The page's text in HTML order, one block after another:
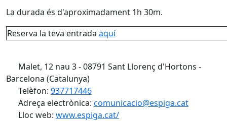
La durada és d'aproximadament 1h 30m.
Reserva la teva entrada aquí
Malet, 12 nau 3 - 08791 Sant Llorenç d'Hortons -
Barcelona (Catalunya)
Telèfon: 937717446
Adreça electrònica: comunicacio@espiga.cat
Lloc web: www.espiga.cat/